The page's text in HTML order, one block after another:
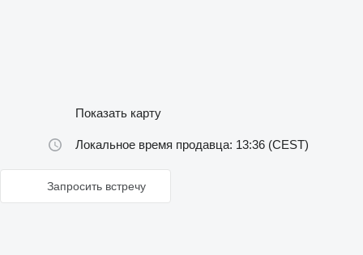
Показать карту
Локальное время продавца: 13:36 (CEST)
Запросить встречу